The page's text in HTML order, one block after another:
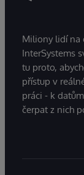
Miliony lidí na
InterSystems
tu proto,
přístup v
práci - k
čerpat z nich